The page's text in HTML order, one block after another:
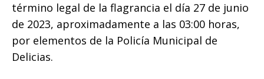
término legal de la flagrancia el día 27 de junio
de 2023, aproximadamente a las 03:00 horas,
por elementos de la Policía Municipal de
Delicias.